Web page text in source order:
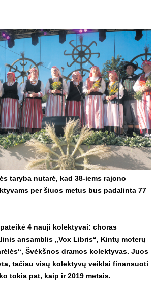
taryba nutarė, kad 38-iems rajono
per šiuos metus bus padalinta 77
pateikė 4 nauji kolektyvai: choras
ansamblis „Vox Libris“, Kintų moterų
Švėkšnos dramos kolektyvas. Juos
tačiau visų kolektyvų veiklai finansuoti
tokia pat, kaip ir 2019 metais.